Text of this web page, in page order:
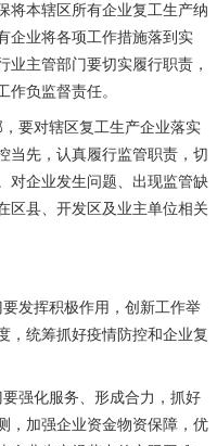
将本辖区所有企业复工生产纳
企业将各项工作措施落到实
业主管部门要切实履行职责，
作负监督责任。
要对辖区复工生产企业落实
当先，认真履行监管职责，切
对企业发生问题、出现监管缺
区县、开发区及业主单位相关
发挥积极作用，创新工作举
，统筹抓好疫情防控和企业复
强化服务、形成合力，抓好
，加强企业资金物资保障，优